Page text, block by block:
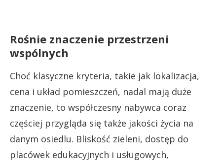
Rośnie znaczenie przestrzeni
wspólnych
Choć klasyczne kryteria, takie jak lokalizacja,
cena i układ pomieszczeń, nadal mają duże
znaczenie, to współczesny nabywca coraz
częściej przygląda się także jakości życia na
danym osiedlu. Bliskość zieleni, dostęp do
placówek edukacyjnych i usługowych,